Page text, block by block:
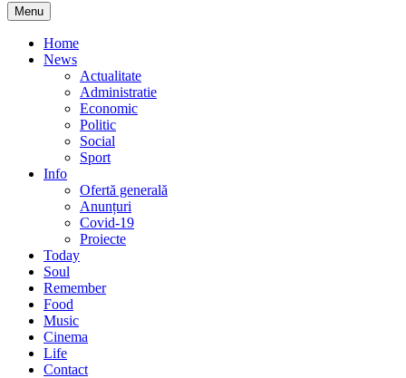
Menu Skip
to
content
Home
News
Actualitate
Administratie
Economic
Politic
Social
Sport
Info
Ofertă generală
Anunțuri
Covid-19
Proiecte
Today
Soul
Remember
Food
Music
Cinema
Life
Contact